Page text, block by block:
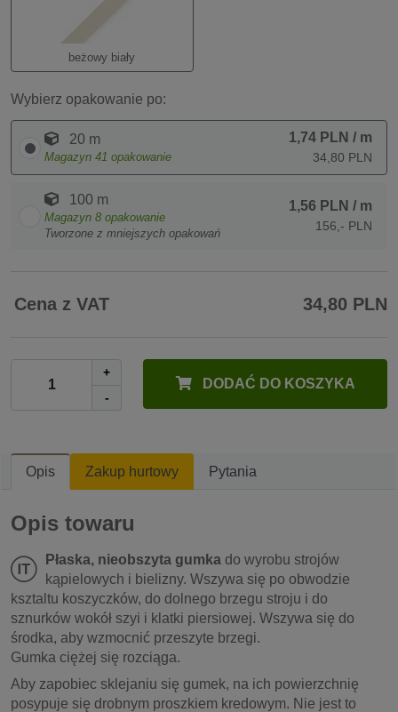
beżowy biały
Wybierz opakowanie po:
20 m
Magazyn 41 opakowanie
1,74 PLN / m
34,80 PLN
100 m
Magazyn 8 opakowanie
Tworzone z mniejszych opakowań
1,56 PLN / m
156,- PLN
Cena z VAT 34,80 PLN
+
-
DODAĆ DO KOSZYKA
Opis Zakup hurtowy Pytania
Opis towaru
Płaska, nieobszyta gumka do wyrobu strojów
kąpielowych i bielizny. Wszywa się po obwodzie
ksztaltu koszyczków, do dolnego brzegu stroju i do
sznurków wokół szyi i klatki piersiowej. Wszywa się do
środka, aby wzmocnić przeszyte brzegi.
Gumka ciężej się rozciąga.
Aby zapobiec sklejaniu się gumek, na ich powierzchnię
posypuje się drobnym proszkiem kredowym. Nie jest to